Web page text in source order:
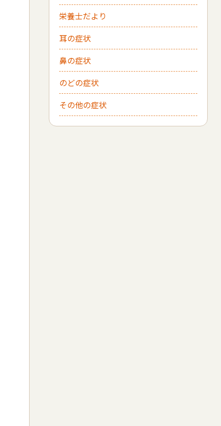
栄養士だより
耳の症状
鼻の症状
のどの症状
その他の症状